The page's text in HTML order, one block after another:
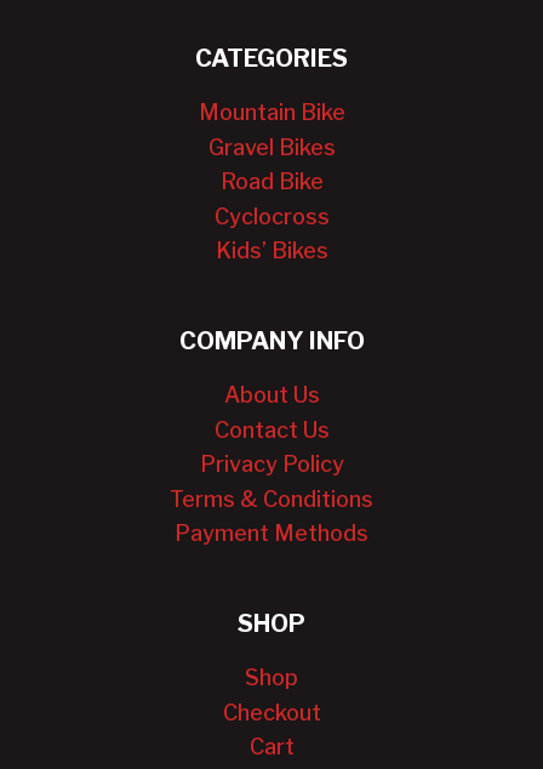
CATEGORIES
Mountain Bike
Gravel Bikes
Road Bike
Cyclocross
Kids’ Bikes
COMPANY INFO
About Us
Contact Us
Privacy Policy
Terms & Conditions
Payment Methods
SHOP
Shop
Checkout
Cart